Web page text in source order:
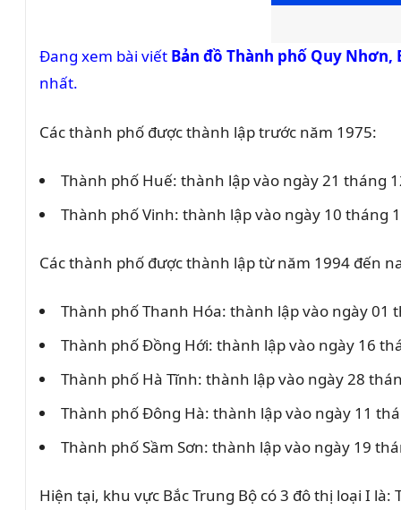
Đang xem bài viết Bản đồ Thành phố Quy Nhơn,
nhất.
Các thành phố được thành lập trước năm 1975:
Thành phố Huế: thành lập vào ngày 21 tháng
Thành phố Vinh: thành lập vào ngày 10 tháng
Các thành phố được thành lập từ năm 1994 đến
Thành phố Thanh Hóa: thành lập vào ngày 01
Thành phố Đồng Hới: thành lập vào ngày 16
Thành phố Hà Tĩnh: thành lập vào ngày 28
Thành phố Đông Hà: thành lập vào ngày 11
Thành phố Sầm Sơn: thành lập vào ngày 19
Hiện tại, khu vực Bắc Trung Bộ có 3 đô thị loại I